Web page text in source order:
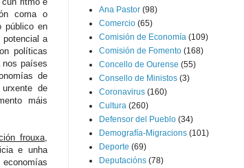
coma o
público en
potencial a
políticas
nos países
de
de
máis
frouxa
e unha
Ana Pastor (98)
Comercio (65)
Comisión de Economía (109)
Comisión de Fomento (168)
Concello de Ourense (55)
Consello de Ministos (3)
Coronavirus (160)
Cultura (260)
Defensor del Pueblo (34)
Demografía-Migracions (101)
Deporte (69)
Deputacións (78)